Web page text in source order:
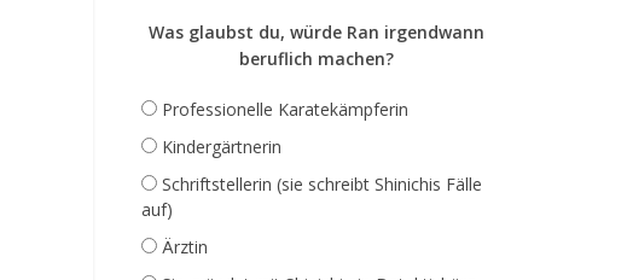
Was glaubst du, würde Ran irgendwann
beruflich machen?
Professionelle Karatekämpferin
Kindergärtnerin
Schriftstellerin (sie schreibt Shinichis Fälle
auf)
Ärztin